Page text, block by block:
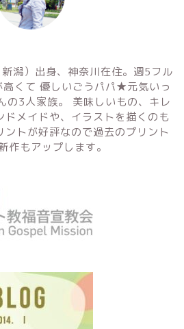
潟）出身、神奈川在住。週5フル
高くて 優しいごうパパ★元気いっ
の3人家族。 美味しいもの、キレ
ドメイドや、イラストを描くのも
トが好評なので過去のプリント
作もアップします。